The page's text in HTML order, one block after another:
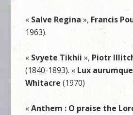
« Salve Regina », Francis
1963).
« Svyete Tikhii », Piotr
(1840-1893). « Lux aurumque
Whitacre (1970)
«Anthem : O praise the